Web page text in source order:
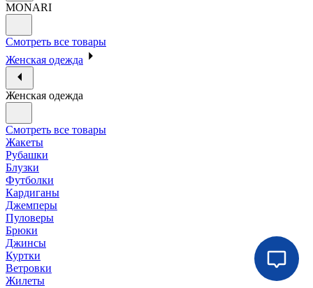
MONARI
Смотреть все товары
Женская одежда
Женская одежда
Смотреть все товары
Жакеты
Рубашки
Блузки
Футболки
Кардиганы
Джемперы
Пуловеры
Брюки
Джинсы
Куртки
Ветровки
Жилеты